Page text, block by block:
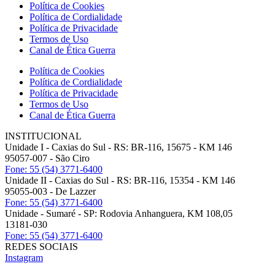
Política de Cookies
Política de Cordialidade
Política de Privacidade
Termos de Uso
Canal de Ética Guerra
Política de Cookies
Política de Cordialidade
Política de Privacidade
Termos de Uso
Canal de Ética Guerra
INSTITUCIONAL
Unidade I - Caxias do Sul - RS: BR-116, 15675 - KM 146
95057-007 - São Ciro
Fone: 55 (54) 3771-6400
Unidade II - Caxias do Sul - RS: BR-116, 15354 - KM 146
95055-003 - De Lazzer
Fone: 55 (54) 3771-6400
Unidade - Sumaré - SP: Rodovia Anhanguera, KM 108,05
13181-030
Fone: 55 (54) 3771-6400
REDES SOCIAIS
Instagram